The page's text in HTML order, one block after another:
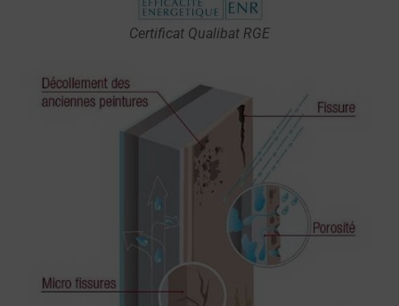
Certificat Qualibat RGE